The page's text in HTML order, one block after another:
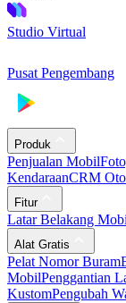
Studio Virtual
Pusat Pengembang
Produk
Penjualan Mobil
KendaraanCRM
Fitur
Latar Belakang
Alat Gratis
Pelat Nomor Buram
MobilPenggantian
KustomPengubah